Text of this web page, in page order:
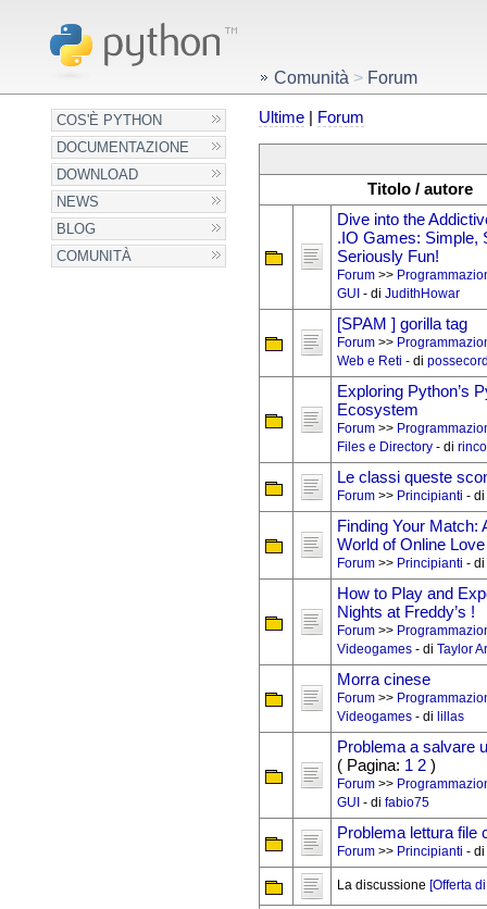
COS'È PYTHON
DOCUMENTAZIONE
DOWNLOAD
NEWS
BLOG
COMUNITÀ
Comunità > Forum
Ultime| Forum
Titolo / autore
Dive into the
.IO Games: Simple,
Seriously Fun!
Forum>>
GUI- di JudithHowar
[SPAM ] gorilla tag
Forum>>
Web e Reti - di
Exploring Python’s
Ecosystem
Forum>>
Files e Directory- di
Le classi queste
Forum>> Principianti - di
Finding Your Match:
World of Online
Forum>> Principianti - di
How to Play and
Nights at Freddy’s !
Forum>>
Videogames- di Taylor
Morra cinese
Forum>>
Videogames- di lillas
Problema a salvare
( Pagina: 1 2)
Forum>>
GUI- di fabio75
Problema lettura file
Forum>> Principianti - di
La discussione [Offerta